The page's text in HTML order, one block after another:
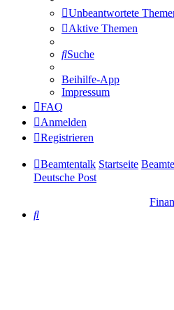
Unbeantwortete
Aktive Themen
Suche
Beihilfe-App
Impressum
FAQ
Anmelden
Registrieren
Beamtentalk Startseite
Deutsche Post
Suche